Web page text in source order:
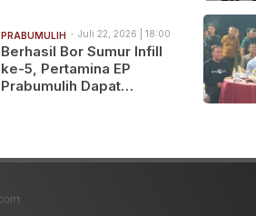
PRABUMULIH Juli 22, 2026 | 18:00
Berhasil Bor Sumur Infill
ke-5, Pertamina EP
Prabumulih Dapat